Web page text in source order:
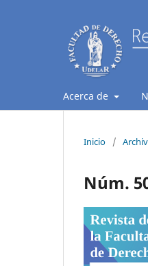
Acerca de
Inicio /
Núm.